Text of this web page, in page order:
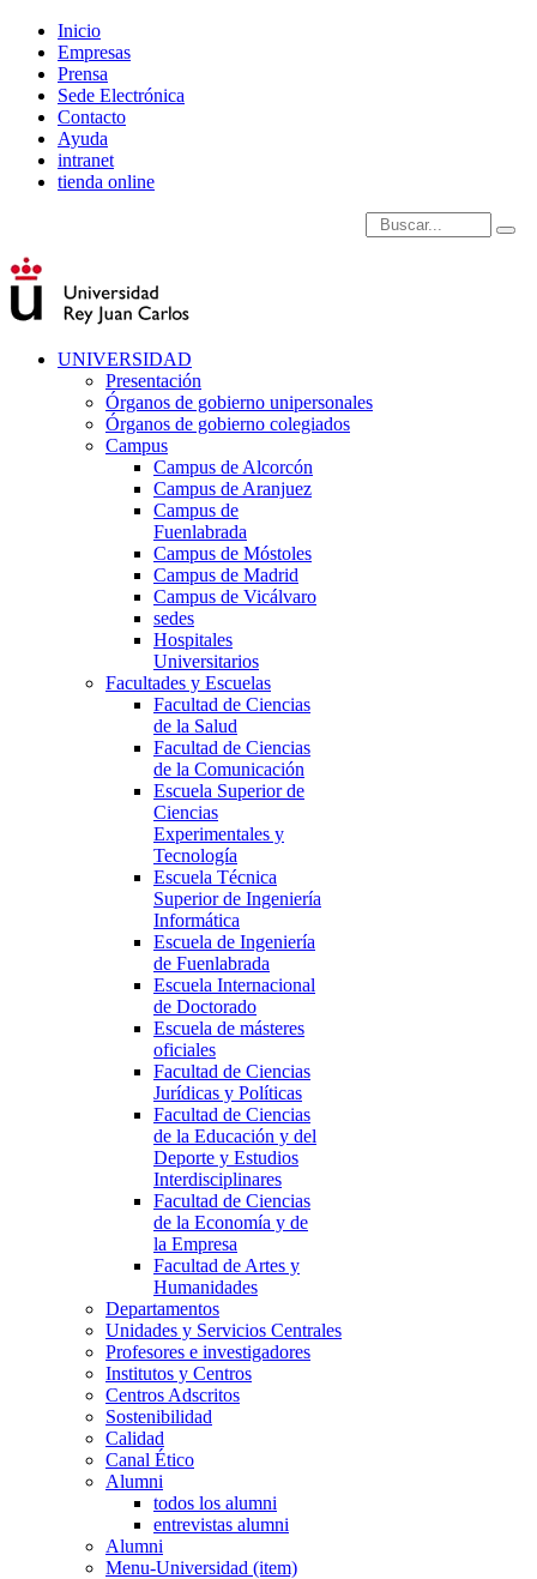
Inicio
Empresas
Prensa
Sede Electrónica
Contacto
Ayuda
intranet
tienda online
Introduce términos de
UNIVERSIDAD
Presentación
Órganos de gobierno unipersonales
Órganos de gobierno colegiados
Campus
Campus de Alcorcón
Campus de Aranjuez
Campus de
Fuenlabrada
Campus de Móstoles
Campus de Madrid
Campus de Vicálvaro
sedes
Hospitales
Universitarios
Facultades y Escuelas
Facultad de Ciencias
de la Salud
Facultad de Ciencias
de la Comunicación
Escuela Superior de
Ciencias
Experimentales y
Tecnología
Escuela Técnica
Superior de Ingeniería
Informática
Escuela de Ingeniería
de Fuenlabrada
Escuela Internacional
de Doctorado
Escuela de másteres
oficiales
Facultad de Ciencias
Jurídicas y Políticas
Facultad de Ciencias
de la Educación y del
Deporte y Estudios
Interdisciplinares
Facultad de Ciencias
de la Economía y de
la Empresa
Facultad de Artes y
Humanidades
Departamentos
Unidades y Servicios Centrales
Profesores e investigadores
Institutos y Centros
Centros Adscritos
Sostenibilidad
Calidad
Canal Ético
Alumni
todos los alumni
entrevistas alumni
Alumni
Menu-Universidad (item)